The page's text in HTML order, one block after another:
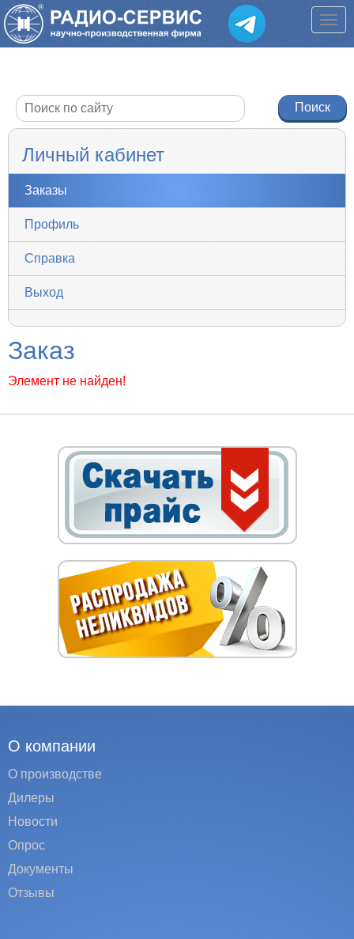
Личный кабинет
Заказы
Профиль
Справка
Выход
Заказ
Элемент не найден!
О компании
О производстве
Дилеры
Новости
Опрос
Документы
Отзывы